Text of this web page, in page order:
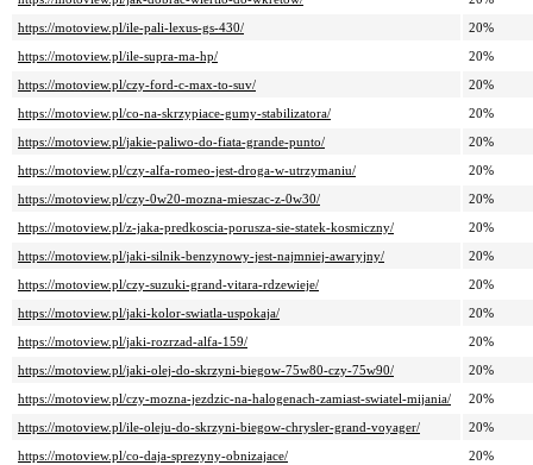
https://motoview.pl/ile-pali-lexus-gs-430/
20%
https://motoview.pl/ile-supra-ma-hp/
20%
https://motoview.pl/czy-ford-c-max-to-suv/
20%
https://motoview.pl/co-na-skrzypiace-gumy-stabilizatora/
20%
https://motoview.pl/jakie-paliwo-do-fiata-grande-punto/
20%
https://motoview.pl/czy-alfa-romeo-jest-droga-w-utrzymaniu/
20%
https://motoview.pl/czy-0w20-mozna-mieszac-z-0w30/
20%
https://motoview.pl/z-jaka-predkoscia-porusza-sie-statek-kosmiczny/
20%
https://motoview.pl/jaki-silnik-benzynowy-jest-najmniej-awaryjny/
20%
https://motoview.pl/czy-suzuki-grand-vitara-rdzewieje/
20%
https://motoview.pl/jaki-kolor-swiatla-uspokaja/
20%
https://motoview.pl/jaki-rozrzad-alfa-159/
20%
https://motoview.pl/jaki-olej-do-skrzyni-biegow-75w80-czy-75w90/
20%
https://motoview.pl/czy-mozna-jezdzic-na-halogenach-zamiast-swiatel-mijania/
20%
https://motoview.pl/ile-oleju-do-skrzyni-biegow-chrysler-grand-voyager/
20%
https://motoview.pl/co-daja-sprezyny-obnizajace/
20%